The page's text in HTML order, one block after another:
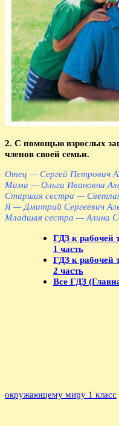
2. С помощью взрослых
членов своей семьи.
Отец — Сергей Петрович
Мама — Ольга Ивановна
Старшая сестра —
Я — Дмитрий Сергеевич
Младшая сестра — Алина
ГДЗ к рабочей
1 часть
ГДЗ к рабочей
2 часть
Все ГДЗ
окружающему миру 1 класс